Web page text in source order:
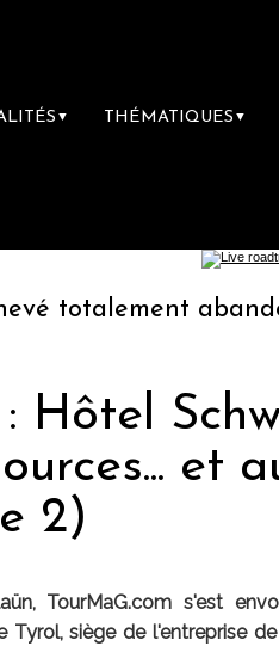
▼ THÉMATIQUES ▼
abandonné par
Hôtel
et
2)
TourMaG.com s'est
siège de l'entreprise